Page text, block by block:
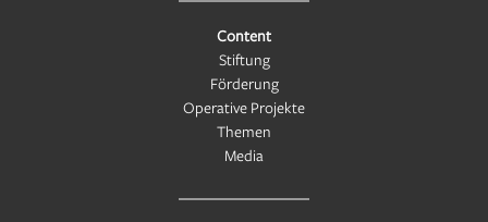
Content
Stiftung
Förderung
Operative Projekte
Themen
Media